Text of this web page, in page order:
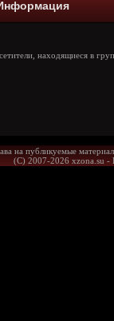
находящиеся в
на публикуемые
(С) 2007-2026 xzona.su -